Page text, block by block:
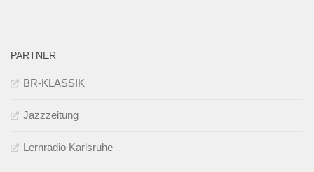
PARTNER
BR-KLASSIK
Jazzzeitung
Lernradio Karlsruhe